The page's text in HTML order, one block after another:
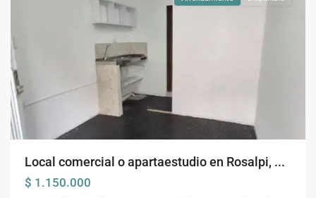
Local comercial o apartaestudio en Rosalpi, ...
$ 1.150.000